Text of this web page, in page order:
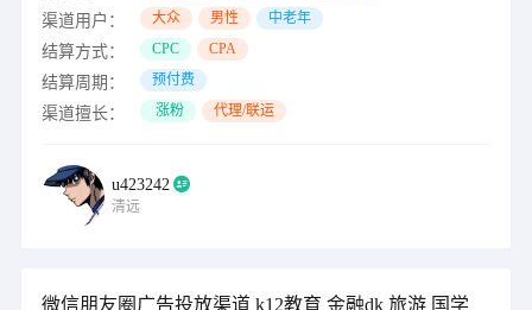
渠道用户： 大众 男性 中老年
结算方式： CPC CPA
结算周期： 预付费
渠道擅长： 涨粉 代理/联运
u423242
清远
微信朋友圈广告投放渠道 k12教育 金融dk 旅游 国学